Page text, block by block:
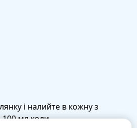
і налийте в кожну з
100 мл коли.